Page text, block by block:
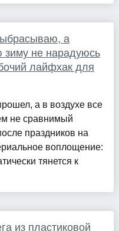
а
не нарадуюсь
лайфхак для
а в воздухе все
не сравнимый
праздников на
воплощение:
тянется к
из пластиковой